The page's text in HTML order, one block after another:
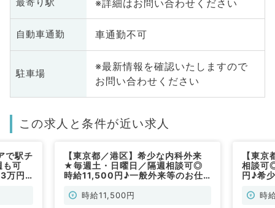
最寄り駅 ※詳細はお問い合わせください
自動車通勤 車通勤不可
駐車場
※最新情報を確認いたしますので
お問い合わせください
この求人と条件が近い求人
で駅チ
可
万円
【東京都／港区】希少な内科外来
★毎週土・日曜日／隔週相談可◎
時給11,500円♪一般外来等のお仕
般内科・⽪膚科／非常勤）
時給11,500円
【東
相談可
円♪希
科・時